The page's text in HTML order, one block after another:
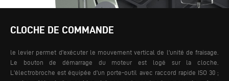
CLOCHE DE COMMANDE
le levier permet d'exécuter le mouvement vertical de l'unité de fraisage.
Le bouton de démarrage du moteur est logé sur la cloche.
L'électrobroche est équipée d'un porte-outil avec raccord rapide ISO 30 ;